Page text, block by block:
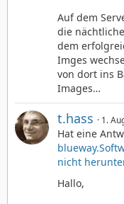
Auf dem
die
dem
Imges
von dort ins
Images…
t.hass 1.
Hat eine
nicht
Hallo,